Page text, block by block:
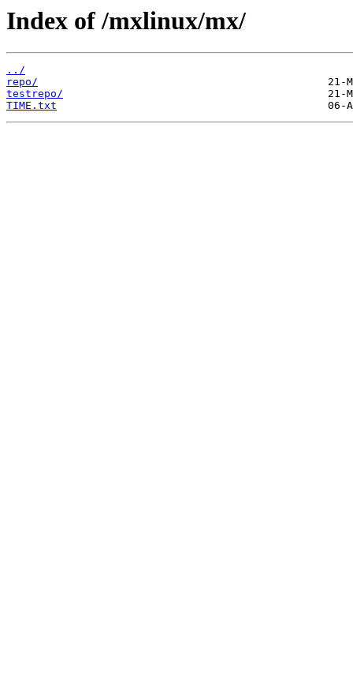
Index of /mxlinux/mx/
../
repo/
testrepo/
TIME.txt